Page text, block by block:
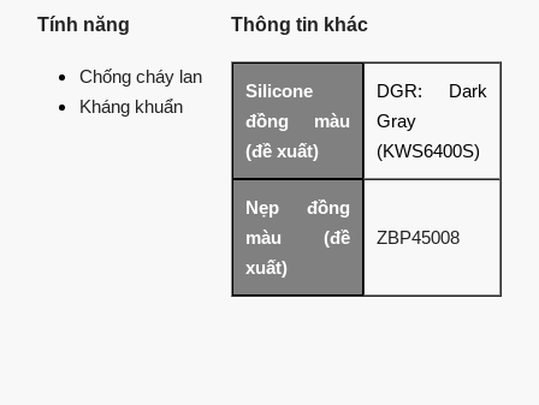
Tính năng
Chống cháy lan
Kháng khuẩn
Thông tin khác
Silicone
đồng màu
(đề xuất)
DGR: Dark
Gray
(KWS6400S)
Nẹp đồng
màu (đề
xuất)
ZBP45008